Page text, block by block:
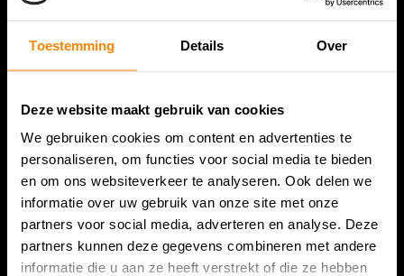
Toestemming Details Over
Deze website maakt gebruik van cookies
We gebruiken cookies om content en advertenties te
personaliseren, om functies voor social media te bieden
en om ons websiteverkeer te analyseren. Ook delen we
informatie over uw gebruik van onze site met onze
partners voor social media, adverteren en analyse. Deze
partners kunnen deze gegevens combineren met andere
informatie die u aan ze heeft verstrekt of die ze hebben
Bespanracket.nl is dé racketspecialist van Lelystad en
omstreken.
Snijdersstraat 6
8224 AA Lelystad
Nederland